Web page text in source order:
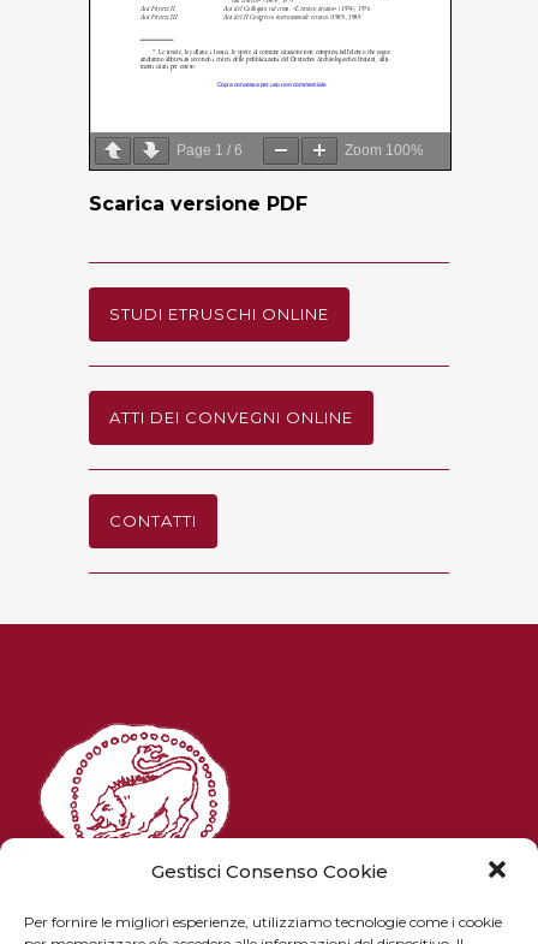
Gestisci Consenso Cookie
Per fornire le migliori esperienze, utilizziamo tecnologie come i cookie
Page 1 / 6 Zoom 100%
Scarica versione PDF
STUDI ETRUSCHI ONLINE
ATTI DEI CONVEGNI ONLINE
CONTATTI